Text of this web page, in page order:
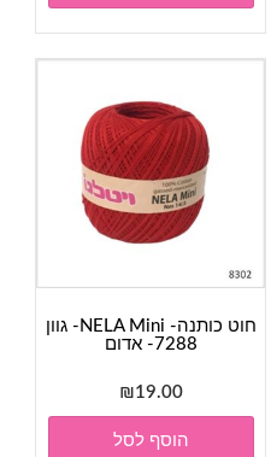
חוט כותנה- NELA Mini- גוון
7288- אדום
₪19.00
הוסף לסל